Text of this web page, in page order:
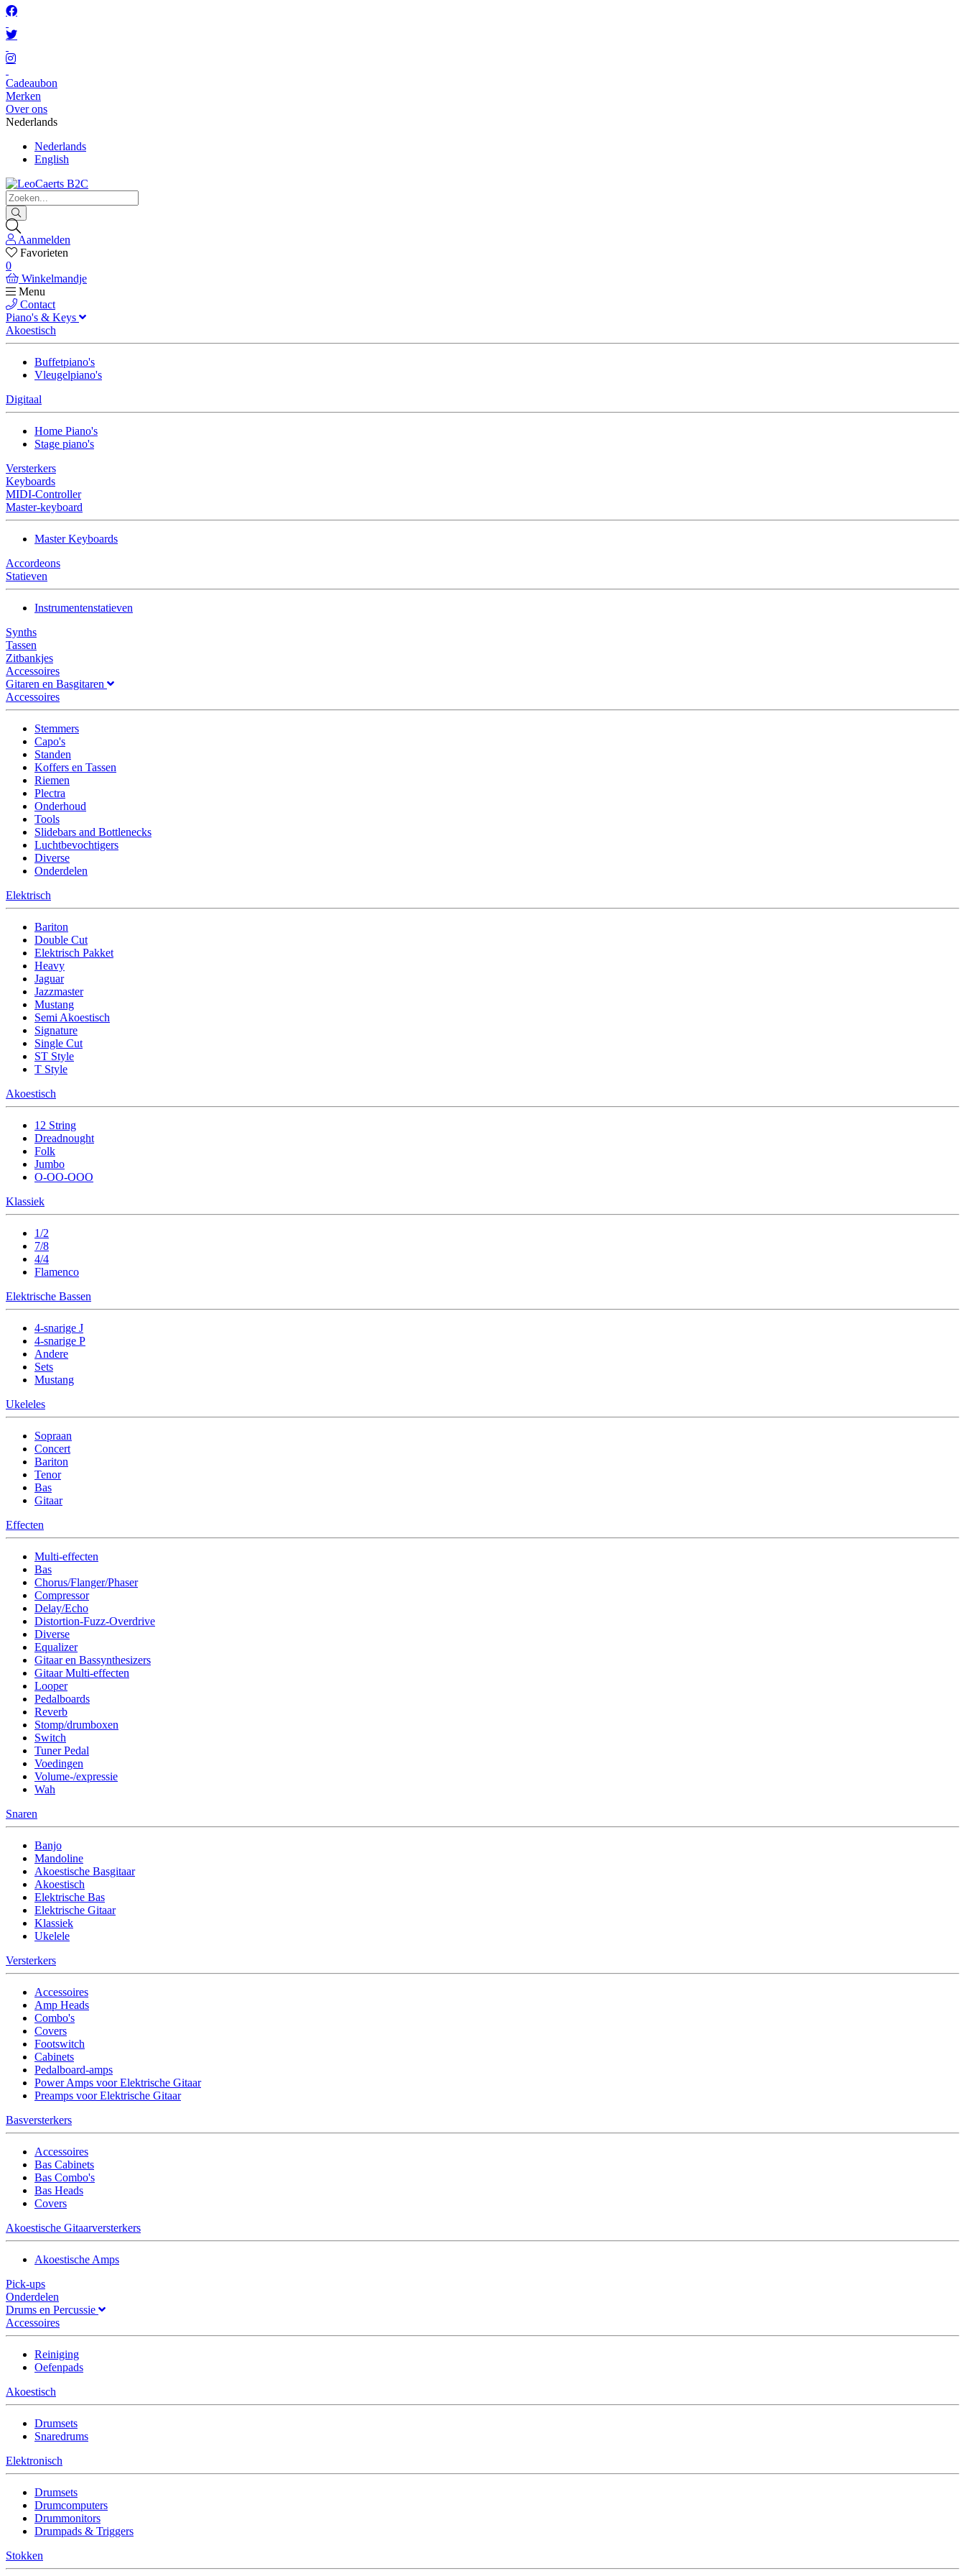
Cadeaubon
Merken
Over ons
Nederlands
Nederlands
English
Aanmelden
Favorieten
0
Winkelmandje
Menu
Contact
Piano's & Keys
Akoestisch
Buffetpiano's
Vleugelpiano's
Digitaal
Home Piano's
Stage piano's
Versterkers
Keyboards
MIDI-Controller
Master-keyboard
Master Keyboards
Accordeons
Statieven
Instrumentenstatieven
Synths
Tassen
Zitbankjes
Accessoires
Gitaren en Basgitaren
Accessoires
Stemmers
Capo's
Standen
Koffers en Tassen
Riemen
Plectra
Onderhoud
Tools
Slidebars and Bottlenecks
Luchtbevochtigers
Diverse
Onderdelen
Elektrisch
Bariton
Double Cut
Elektrisch Pakket
Heavy
Jaguar
Jazzmaster
Mustang
Semi Akoestisch
Signature
Single Cut
ST Style
T Style
Akoestisch
12 String
Dreadnought
Folk
Jumbo
O-OO-OOO
Klassiek
1/2
7/8
4/4
Flamenco
Elektrische Bassen
4-snarige J
4-snarige P
Andere
Sets
Mustang
Ukeleles
Sopraan
Concert
Bariton
Tenor
Bas
Gitaar
Effecten
Multi-effecten
Bas
Chorus/Flanger/Phaser
Compressor
Delay/Echo
Distortion-Fuzz-Overdrive
Diverse
Equalizer
Gitaar en Bassynthesizers
Gitaar Multi-effecten
Looper
Pedalboards
Reverb
Stomp/drumboxen
Switch
Tuner Pedal
Voedingen
Volume-/expressie
Wah
Snaren
Banjo
Mandoline
Akoestische Basgitaar
Akoestisch
Elektrische Bas
Elektrische Gitaar
Klassiek
Ukelele
Versterkers
Accessoires
Amp Heads
Combo's
Covers
Footswitch
Cabinets
Pedalboard-amps
Power Amps voor Elektrische Gitaar
Preamps voor Elektrische Gitaar
Basversterkers
Accessoires
Bas Cabinets
Bas Combo's
Bas Heads
Covers
Akoestische Gitaarversterkers
Akoestische Amps
Pick-ups
Onderdelen
Drums en Percussie
Accessoires
Reiniging
Oefenpads
Akoestisch
Drumsets
Snaredrums
Elektronisch
Drumsets
Drumcomputers
Drummonitors
Drumpads & Triggers
Stokken